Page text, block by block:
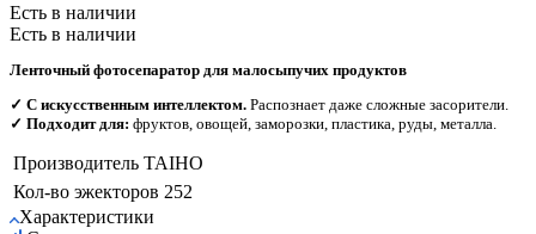
Есть в наличии
Есть в наличии
Ленточный фотосепаратор для малосыпучих продуктов
✓ С искусственным интеллектом. Распознает даже сложные засорители.
✓ Подходит для: фруктов, овощей, заморозки, пластика, руды, металла.
Производитель TAIHO
Кол-во эжекторов 252
Характеристики